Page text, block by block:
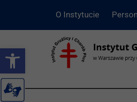
Otwórz pasek narzędzi
O Instytucie